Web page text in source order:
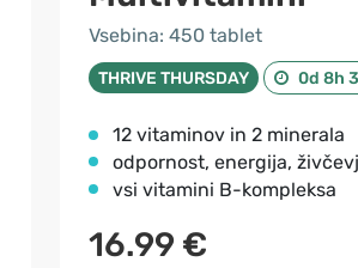
Vsebina: 450 tablet
THRIVE THURSDAY 0d 8h
12 vitaminov in 2 minerala
odpornost, energija,
vsi vitamini B-kompleksa
16.99 €